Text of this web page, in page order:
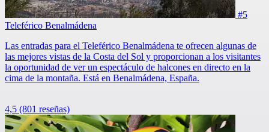
#5
Teleférico Benalmádena
Las entradas para el Teleférico Benalmádena te ofrecen algunas de
las mejores vistas de la Costa del Sol y proporcionan a los visitantes
la oportunidad de ver un espectáculo de halcones en directo en la
cima de la montaña. Está en Benalmádena, España.
4,5 (801 reseñas)